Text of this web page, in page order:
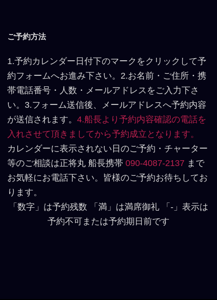
ご予約方法
1.予約カレンダー日付下のマークをクリックして予
約フォームへお進み下さい。2.お名前・ご住所・携
帯電話番号・人数・メールアドレスをご入力下さ
い。3.フォーム送信後、メールアドレスへ予約内容
が送信されます。 4.船長より予約内容確認の電話を
入れさせて頂きましてから予約成立となります。
カレンダーに表示されない日のご予約・チャーター
等のご相談は正将丸 船長携帯 090-4087-2137 まで
お気軽にお電話下さい。皆様のご予約お待ちしてお
ります。
「数字」は予約残数 「満」は満席御礼 「-」表示は
予約不可または予約期日前です